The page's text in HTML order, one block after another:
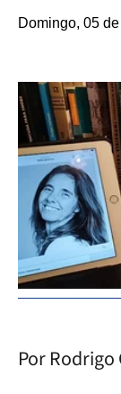
Domingo, 05
Por Rodrigo